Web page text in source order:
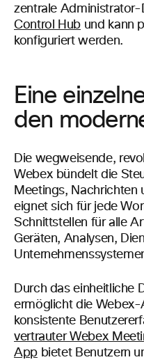
zentrale Administrator-
Control Hub und kann
konfiguriert werden.
Eine
den
Die wegweisende,
Webex bündelt die
Meetings, Nachrichten
eignet sich für jede
Schnittstellen für alle
Geräten, Analysen,
Durch das einheitliche
ermöglicht die Webex-
konsistente
vertrauter Webex
Appbietet Benutzern